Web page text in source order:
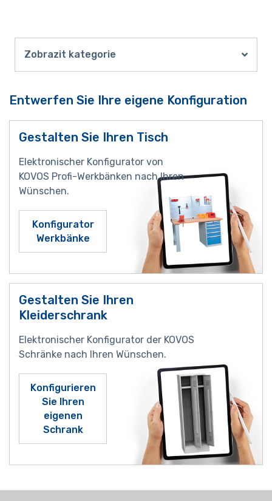
Zobrazit kategorie
Entwerfen Sie Ihre eigene Konfiguration
Gestalten Sie Ihren Tisch
Elektronischer Konfigurator von
KOVOS Profi-Werkbänken nach Ihren
Wünschen.
Konfigurator
Werkbänke
Gestalten Sie Ihren
Kleiderschrank
Elektronischer Konfigurator der KOVOS
Schränke nach Ihren Wünschen.
Konfigurieren
Sie Ihren
eigenen
Schrank